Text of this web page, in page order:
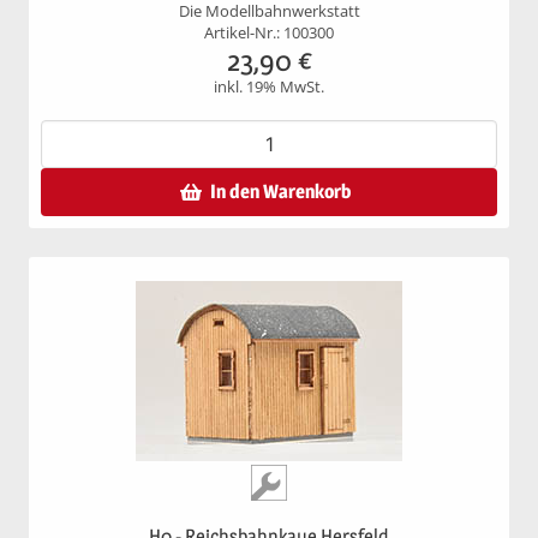
Die Modellbahnwerkstatt
Artikel-Nr.: 100300
23,90 €
inkl. 19% MwSt.
In den Warenkorb